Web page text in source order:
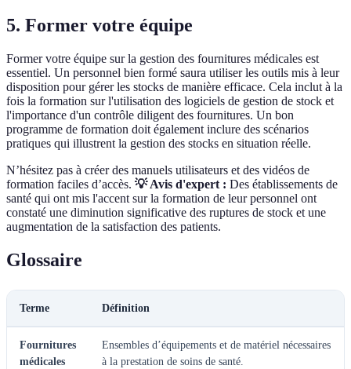
5. Former votre équipe
Former votre équipe sur la gestion des fournitures médicales est
essentiel. Un personnel bien formé saura utiliser les outils mis à leur
disposition pour gérer les stocks de manière efficace. Cela inclut à la
fois la formation sur l'utilisation des logiciels de gestion de stock et
l'importance d'un contrôle diligent des fournitures. Un bon
programme de formation doit également inclure des scénarios
pratiques qui illustrent la gestion des stocks en situation réelle.
N’hésitez pas à créer des manuels utilisateurs et des vidéos de
formation faciles d’accès. 💡 Avis d'expert : Des établissements de
santé qui ont mis l'accent sur la formation de leur personnel ont
constaté une diminution significative des ruptures de stock et une
augmentation de la satisfaction des patients.
Glossaire
Terme Définition
Fournitures
médicales
Ensembles d’équipements et de matériel nécessaires
à la prestation de soins de santé.